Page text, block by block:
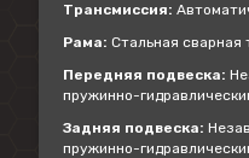
Трансмиссия:
Рама: Стальная сварная
Передняя подвеска:
пружинно-
Задняя подвеска:
пружинно-